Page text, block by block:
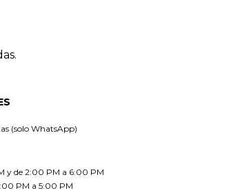
(solo WhatsApp)
y de 2:00 PM a 6:00 PM
PM a 5:00 PM